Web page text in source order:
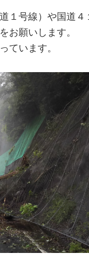
１号線）や国道
お願いします。
ています。